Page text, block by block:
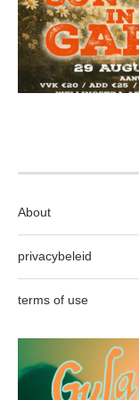
About
privacybeleid
terms of use